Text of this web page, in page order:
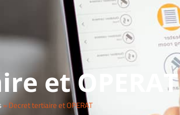
et OPERAT
»Decret tertiaire et OPERAT